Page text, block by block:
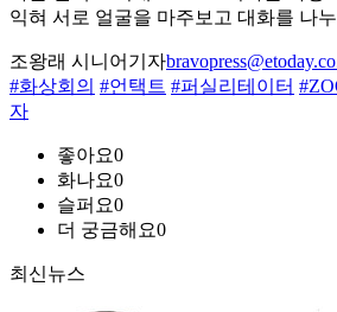
익혀 서로 얼굴을 마주보고 대화를 나
조왕래 시니어기자
#화상회의 #언택트 #퍼실리테이터
자
좋아요0
화나요0
슬퍼요0
더 궁금해요0
최신뉴스